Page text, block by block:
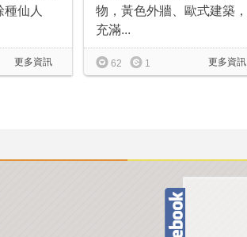
仙人
更多資訊
物，黃色外牆、歐式建築，
充滿...
更多資訊
62 1